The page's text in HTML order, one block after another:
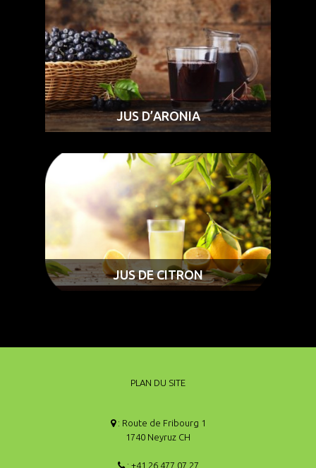
JUS D’ARONIA
JUS DE CITRON
PLAN DU SITE
: Route de Fribourg 1
1740 Neyruz CH
: +41 26 477 07 27